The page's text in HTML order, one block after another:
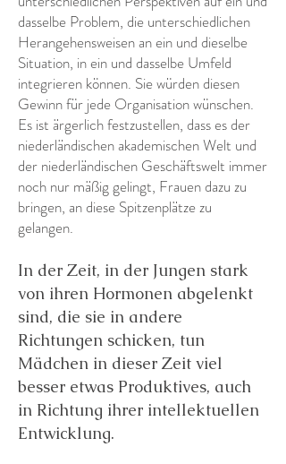
dasselbe Problem, die unterschiedlichen
Herangehensweisen an ein und dieselbe
Situation, in ein und dasselbe Umfeld
integrieren können. Sie würden diesen
Gewinn für jede Organisation wünschen.
Es ist ärgerlich festzustellen, dass es der
niederländischen akademischen Welt und
der niederländischen Geschäftswelt immer
noch nur mäßig gelingt, Frauen dazu zu
bringen, an diese Spitzenplätze zu
gelangen.
In der Zeit, in der Jungen stark
von ihren Hormonen abgelenkt
sind, die sie in andere
Richtungen schicken, tun
Mädchen in dieser Zeit viel
besser etwas Produktives, auch
in Richtung ihrer intellektuellen
Entwicklung.